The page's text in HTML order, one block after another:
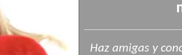
Haz amigas y